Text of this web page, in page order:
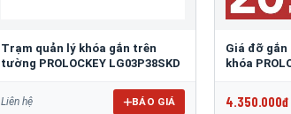
Trạm quản lý khóa gắn trên
tường PROLOCKEY LG03P38SKD
Liên hệ BÁO GIÁ
Giá đỡ
khóa
4.350.000đ